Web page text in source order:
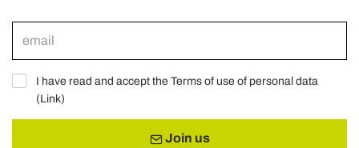
I have read and accept the Terms of use of personal data
(Link)
Join us